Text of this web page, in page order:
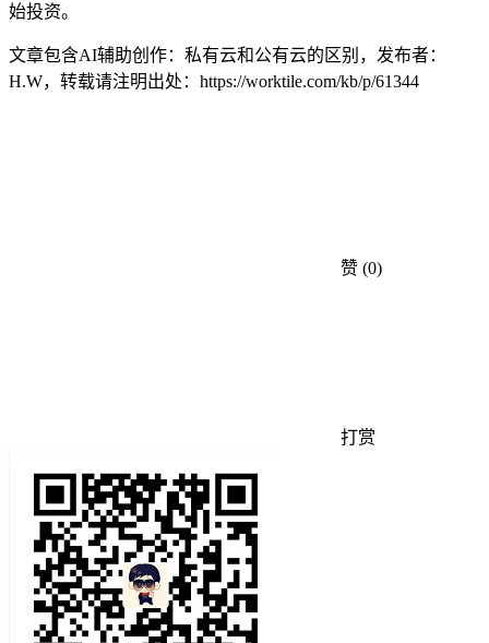
始投资。
文章包含AI辅助创作：私有云和公有云的区别，发布者：
H.W，转载请注明出处： https://worktile.com/kb/p/61344
赞 (0)
打赏